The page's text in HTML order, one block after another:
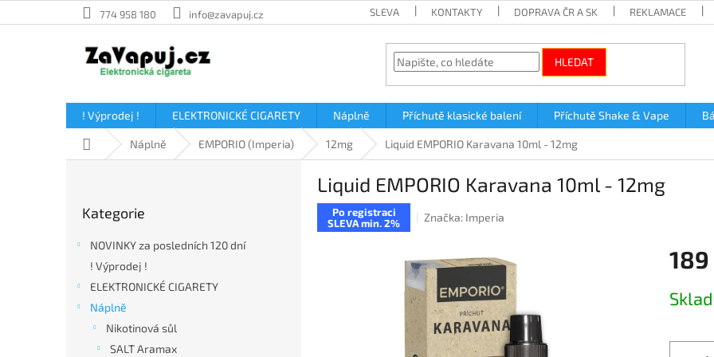
na
774 958 180 info@zavapuj.cz SLEVA KONTAKTY DOPRAVA ČR A SK REKLAMACE
HLEDAT
! Výprodej ! ELEKTRONICKÉ CIGARETY Náplně Příchutě klasické balení Příchutě Shake & Vape
Domů Náplně EMPORIO (Imperia) 12mg Liquid EMPORIO Karavana 10ml - 12mg
kategorie
Kategorie
NOVINKY za posledních 120 dní
! Výprodej !
ELEKTRONICKÉ CIGARETY
Náplně
Nikotinová sůl
SALT Aramax
Liquid EMPORIO Karavana 10ml - 12mg
Po registraci
SLEVA min. 2%
Značka: Imperia
189
cena: